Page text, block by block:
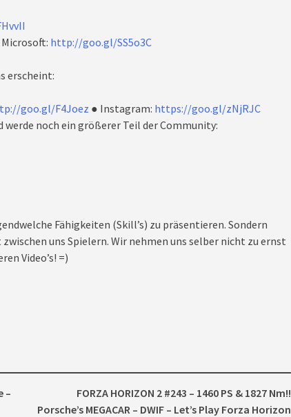
http://goo.gl/SS5o3C
erscheint:
goo.gl/F4Joez ● Instagram: https://goo.gl/zNjRJC
noch ein größerer Teil der Community:
Fähigkeiten (Skill’s) zu präsentieren. Sondern
uns Spielern. Wir nehmen uns selber nicht zu ernst
Video’s! =)
–
FORZA HORIZON 2 #243 – 1460 PS & 1827 Nm!!
Porsche’s MEGACAR – DWIF – Let’s Play Forza Horizon